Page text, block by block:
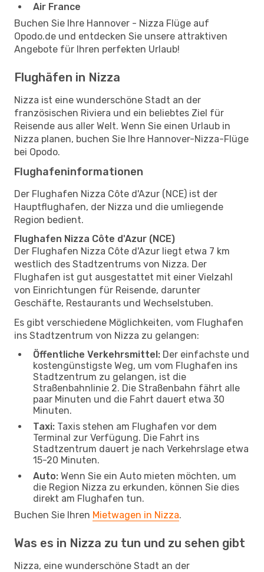
Air France
Buchen Sie Ihre Hannover - Nizza Flüge auf
Opodo.de und entdecken Sie unsere attraktiven
Angebote für Ihren perfekten Urlaub!
Flughäfen in Nizza
Nizza ist eine wunderschöne Stadt an der
französischen Riviera und ein beliebtes Ziel für
Reisende aus aller Welt. Wenn Sie einen Urlaub in
Nizza planen, buchen Sie Ihre Hannover-Nizza-Flüge
bei Opodo.
Flughafeninformationen
Der Flughafen Nizza Côte d'Azur (NCE) ist der
Hauptflughafen, der Nizza und die umliegende
Region bedient.
Flughafen Nizza Côte d'Azur (NCE)
Der Flughafen Nizza Côte d'Azur liegt etwa 7 km
westlich des Stadtzentrums von Nizza. Der
Flughafen ist gut ausgestattet mit einer Vielzahl
von Einrichtungen für Reisende, darunter
Geschäfte, Restaurants und Wechselstuben.
Es gibt verschiedene Möglichkeiten, vom Flughafen
ins Stadtzentrum von Nizza zu gelangen:
Öffentliche Verkehrsmittel: Der einfachste und
kostengünstigste Weg, um vom Flughafen ins
Stadtzentrum zu gelangen, ist die
Straßenbahnlinie 2. Die Straßenbahn fährt alle
paar Minuten und die Fahrt dauert etwa 30
Minuten.
Taxi: Taxis stehen am Flughafen vor dem
Terminal zur Verfügung. Die Fahrt ins
Stadtzentrum dauert je nach Verkehrslage etwa
15-20 Minuten.
Auto: Wenn Sie ein Auto mieten möchten, um
die Region Nizza zu erkunden, können Sie dies
direkt am Flughafen tun.
Buchen Sie Ihren Mietwagen in Nizza.
Was es in Nizza zu tun und zu sehen gibt
Nizza, eine wunderschöne Stadt an der